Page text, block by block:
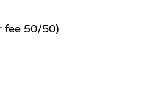
fee 50/50)